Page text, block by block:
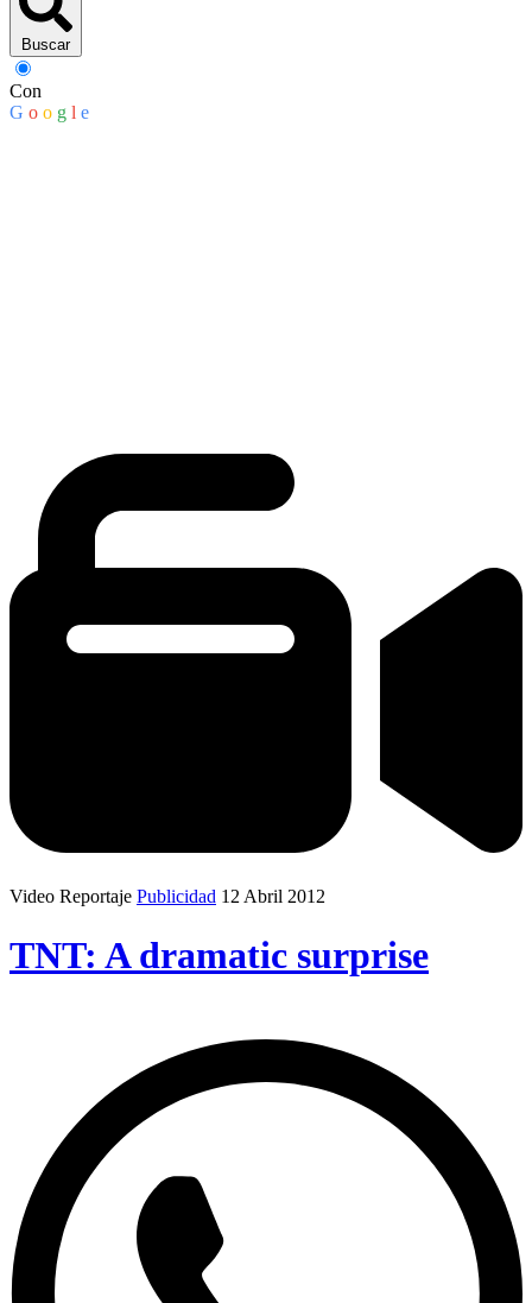
Buscar
Con
G o o g l e
Video Reportaje Publicidad 12 Abril 2012
TNT: A dramatic surprise